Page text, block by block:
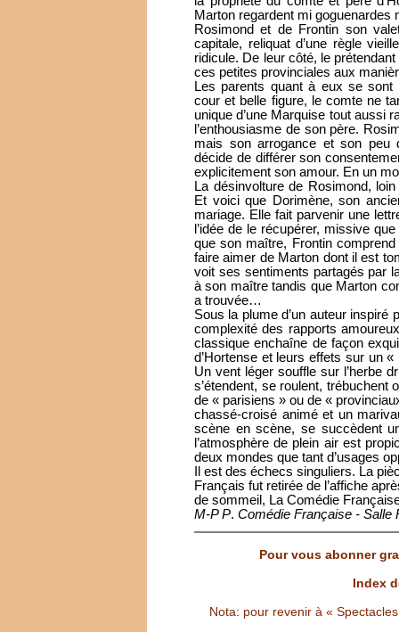
Marton regardent mi
Rosimond et de Frontin son
capitale, reliquat d’une règle
ridicule. De leur côté, le
ces petites provinciales aux
Les parents quant à eux se
cour et belle figure, le comte ne
unique d’une Marquise tout aussi
l’enthousiasme de son père.
mais son arrogance et son peu
décide de différer son
explicitement son amour. En un
La désinvolture de Rosimond,
Et voici que Dorimène, son
mariage. Elle fait parvenir une
l’idée de le récupérer, missive
que son maître, Frontin
faire aimer de Marton dont il est
voit ses sentiments partagés par
à son maître tandis que Marton
a trouvée…
Sous la plume d’un auteur inspiré
complexité des rapports
classique enchaîne de façon
d’Hortense et leurs effets sur un
Un vent léger souffle sur l’herbe
s’étendent, se roulent,
de « parisiens » ou de «
chassé-croisé animé et un
scène en scène, se succèdent
l’atmosphère de plein air est
deux mondes que tant d’usages
Il est des échecs singuliers. La
Français fut retirée de l’affiche
de sommeil, La Comédie
M-P P. Comédie Française - Salle
Pour vous abonner
Index
Nota: pour revenir à «